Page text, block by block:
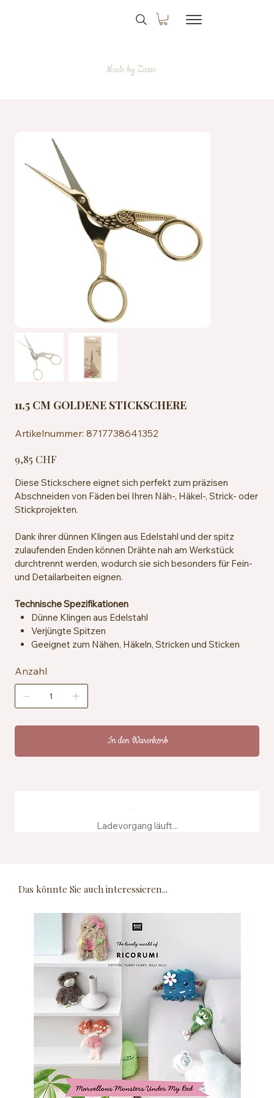
Made by Zazie
11,5 CM GOLDENE STICKSCHERE
Artikelnummer: 8717738641352
8717738641352
9,85 CHF
Diese Stickschere eignet sich perfekt zum präzisen
Abschneiden von Fäden bei Ihren Näh-, Häkel-, Strick- oder
Stickprojekten.
Dank ihrer dünnen Klingen aus Edelstahl und der spitz
zulaufenden Enden können Drähte nah am Werkstück
durchtrennt werden, wodurch sie sich besonders für Fein-
und Detailarbeiten eignen.
Technische Spezifikationen
Dünne Klingen aus Edelstahl
Verjüngte Spitzen
Geeignet zum Nähen, Häkeln, Stricken und Sticken
Anzahl
In den Warenkorb
Ladevorgang läuft...
Das könnte Sie auch interessieren...